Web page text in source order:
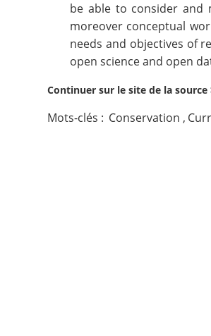
Nous suivre
be able to consider and
moreover conceptual
needs and objectives of
open science and open
Continuer sur le site de la
Mots-clés : Conservation ,